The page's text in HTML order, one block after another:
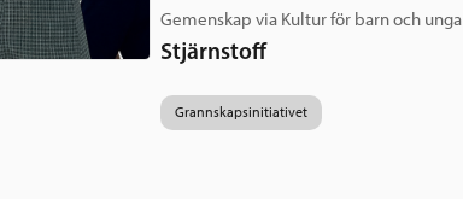
Gemenskap via Kultur för barn och unga
Stjärnstoff
Grannskapsinitiativet